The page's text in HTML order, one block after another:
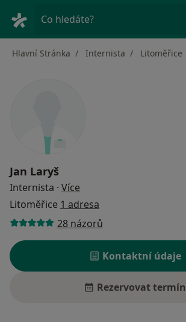
Co hledáte?
Hlavní Stránka Internista Litoměřice
Jan Laryš
Internista · Více
Litoměřice 1 adresa
28 názorů
Kontaktní údaje
Rezervovat termín